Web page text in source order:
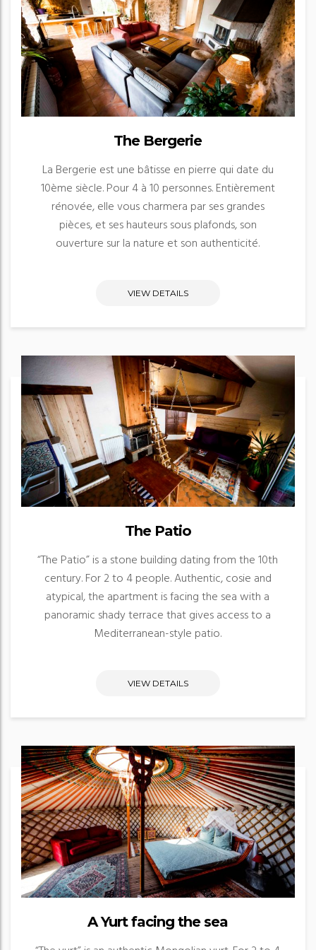
The Bergerie
La Bergerie est une bâtisse en pierre qui date du
10ème siècle. Pour 4 à 10 personnes. Entièrement
rénovée, elle vous charmera par ses grandes
pièces, et ses hauteurs sous plafonds, son
ouverture sur la nature et son authenticité.
VIEW DETAILS
The Patio
“The Patio” is a stone building dating from the 10th
century. For 2 to 4 people. Authentic, cosie and
atypical, the apartment is facing the sea with a
panoramic shady terrace that gives access to a
Mediterranean-style patio.
VIEW DETAILS
A Yurt facing the sea